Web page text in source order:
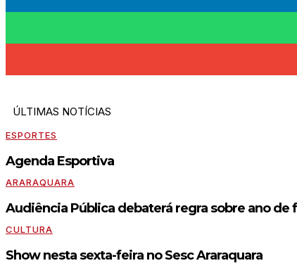
ÚLTIMAS NOTÍCIAS
ESPORTES
Agenda Esportiva
ARARAQUARA
Audiência Pública debaterá regra sobre ano
CULTURA
Show nesta sexta-feira no Sesc Araraquara